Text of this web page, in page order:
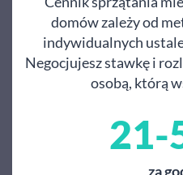
domów zależy od
indywidualnych
Negocjujesz stawkę i
osobą, którą
21-
za